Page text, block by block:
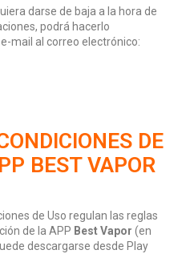
darse de baja a la hora de
podrá hacerlo
mail al correo electrónico:
DE
BEST VAPOR
de Uso regulan las reglas
de la APP Best Vapor (en
descargarse desde Play